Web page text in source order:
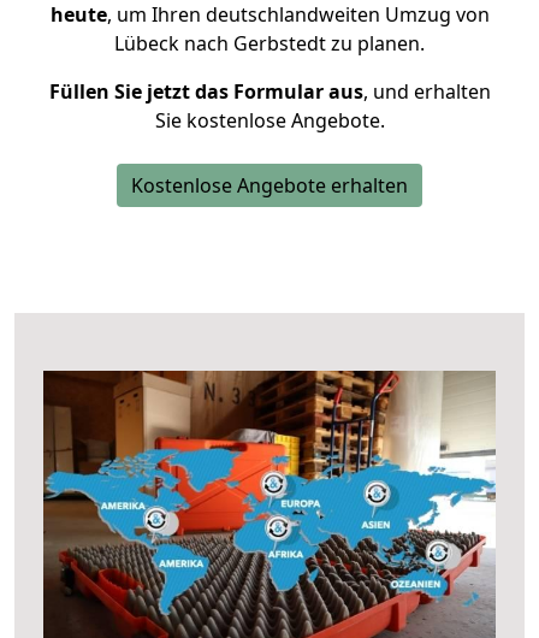
heute, um Ihren deutschlandweiten Umzug von
Lübeck nach Gerbstedt zu planen.
Füllen Sie jetzt das Formular aus, und erhalten
Sie kostenlose Angebote.
Kostenlose Angebote erhalten